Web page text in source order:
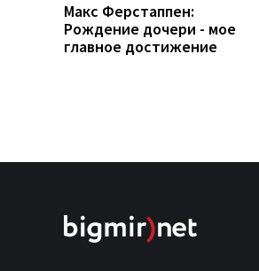
Макс Ферстаппен:
Рождение дочери - мое
главное достижение